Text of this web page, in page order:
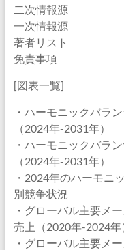
二次情報源
一次情報源
著者リスト
免責事項
[図表一覧]
・ハーモニックバラ
（2024年-2031年）
・ハーモニックバラ
（2024年-2031年）
・2024年のハーモニ
別競争状況
・グローバル主要メ
売上（2020年-2024年
・グローバル主要メ